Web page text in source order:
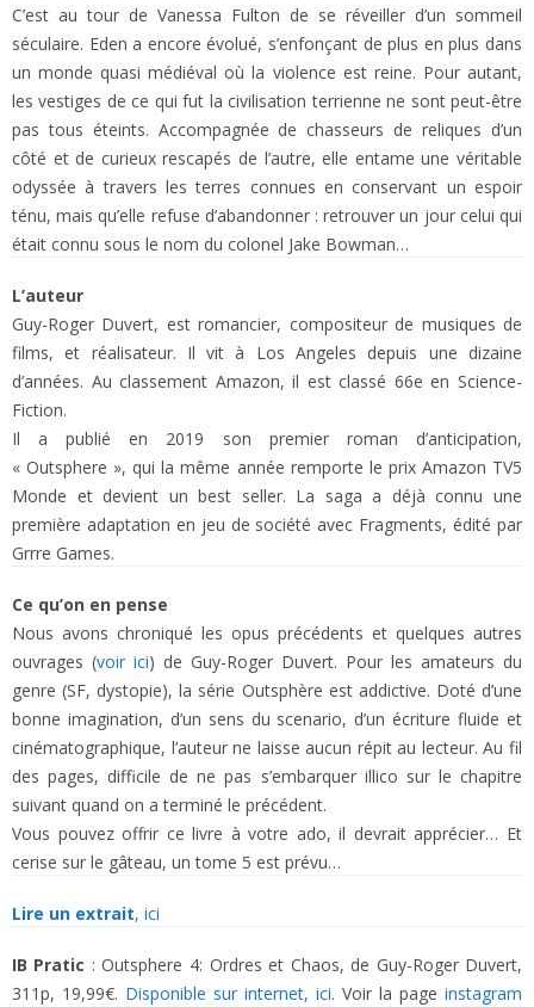
C’est au tour de Vanessa Fulton de se réveiller d’un sommeil
séculaire. Eden a encore évolué, s’enfonçant de plus en plus dans
un monde quasi médiéval où la violence est reine. Pour autant,
les vestiges de ce qui fut la civilisation terrienne ne sont peut-être
pas tous éteints. Accompagnée de chasseurs de reliques d’un
côté et de curieux rescapés de l’autre, elle entame une véritable
odyssée à travers les terres connues en conservant un espoir
ténu, mais qu’elle refuse d’abandonner : retrouver un jour celui qui
était connu sous le nom du colonel Jake Bowman…
L’auteur
Guy-Roger Duvert, est romancier, compositeur de musiques de
films, et réalisateur. Il vit à Los Angeles depuis une dizaine
d’années. Au classement Amazon, il est classé 66e en Science-
Fiction.
Il a publié en 2019 son premier roman d’anticipation,
« Outsphere », qui la même année remporte le prix Amazon TV5
Monde et devient un best seller. La saga a déjà connu une
première adaptation en jeu de société avec Fragments, édité par
Grrre Games.
Ce qu’on en pense
Nous avons chroniqué les opus précédents et quelques autres
ouvrages (voir ici) de Guy-Roger Duvert. Pour les amateurs du
genre (SF, dystopie), la série Outsphère est addictive. Doté d’une
bonne imagination, d’un sens du scenario, d’un écriture fluide et
cinématographique, l’auteur ne laisse aucun répit au lecteur. Au fil
des pages, difficile de ne pas s’embarquer illico sur le chapitre
suivant quand on a terminé le précédent.
Vous pouvez offrir ce livre à votre ado, il devrait apprécier… Et
cerise sur le gâteau, un tome 5 est prévu…
Lire un extrait, ici
IB Pratic : Outsphere 4: Ordres et Chaos, de Guy-Roger Duvert,
311p, 19,99€. Disponible sur internet, ici. Voir la pageinstagram